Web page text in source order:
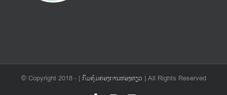
© Copyright 2018 - | ກົມຄຸ້ມຄອງການທ່ອງທ່ຽວ | All Rights Reserved